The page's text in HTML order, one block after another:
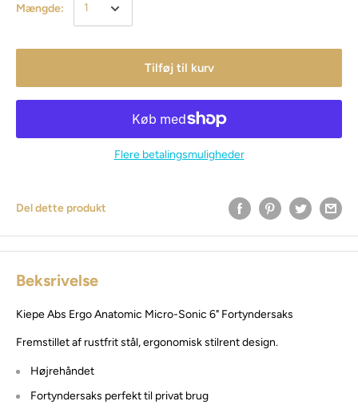
Mængde:
Tilføj til kurv
Flere betalingsmuligheder
Del dette produkt
Beksrivelse
Kiepe Abs Ergo Anatomic Micro-Sonic 6" Fortyndersaks
Fremstillet af rustfrit stål, ergonomisk stilrent design.
Højrehåndet
Fortyndersaks perfekt til privat brug